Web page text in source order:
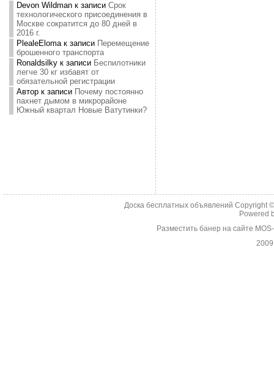
Devon Wildmanк записи Срок
технологического присоединения в
Москве сократится до 80 дней в
2016 г.
PlealeElomaк записи Перемещение
брошенного транспорта
Ronaldsilkyк записи Беспилотники
легче 30 кг избавят от
обязательной регистрации
Авторк записи Почему постоянно
пахнет дымом в микрорайоне
Южный квартал Новые Ватутинки?
Доска бесплатных объявлений Copyright
Powered
Разместить банер на сайте